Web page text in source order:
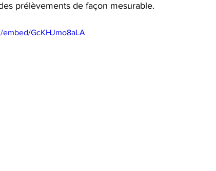
prélèvements de façon mesurable.
GcKHJmo8aLA